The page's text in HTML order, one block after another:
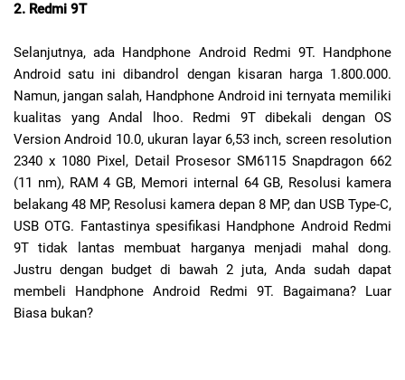
2. Redmi 9T
Selanjutnya, ada Handphone Android Redmi 9T. Handphone
Android satu ini dibandrol dengan kisaran harga 1.800.000.
Namun, jangan salah, Handphone Android ini ternyata memiliki
kualitas yang Andal lhoo. Redmi 9T dibekali dengan OS
Version Android 10.0, ukuran layar 6,53 inch, screen resolution
2340 x 1080 Pixel, Detail Prosesor SM6115 Snapdragon 662
(11 nm), RAM 4 GB, Memori internal 64 GB, Resolusi kamera
belakang 48 MP, Resolusi kamera depan 8 MP, dan USB Type-C,
USB OTG. Fantastinya spesifikasi Handphone Android Redmi
9T tidak lantas membuat harganya menjadi mahal dong.
Justru dengan budget di bawah 2 juta, Anda sudah dapat
membeli Handphone Android Redmi 9T. Bagaimana? Luar
Biasa bukan?